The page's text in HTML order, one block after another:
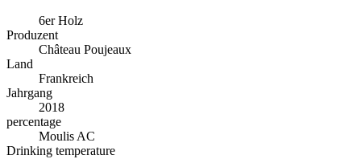
6er Holz
Produzent
Château Poujeaux
Land
Frankreich
Jahrgang
2018
percentage
Moulis AC
Drinking temperature